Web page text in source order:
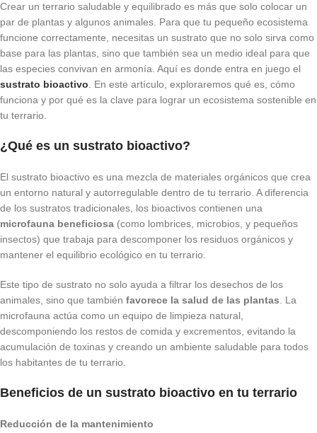
Crear un terrario saludable y equilibrado es más que solo colocar un
par de plantas y algunos animales. Para que tu pequeño ecosistema
funcione correctamente, necesitas un sustrato que no solo sirva como
base para las plantas, sino que también sea un medio ideal para que
las especies convivan en armonía. Aquí es donde entra en juego el
sustrato bioactivo. En este artículo, exploraremos qué es, cómo
funciona y por qué es la clave para lograr un ecosistema sostenible en
tu terrario.
¿Qué es un sustrato bioactivo?
El sustrato bioactivo es una mezcla de materiales orgánicos que crea
un entorno natural y autorregulable dentro de tu terrario. A diferencia
de los sustratos tradicionales, los bioactivos contienen una
microfauna beneficiosa (como lombrices, microbios, y pequeños
insectos) que trabaja para descomponer los residuos orgánicos y
mantener el equilibrio ecológico en tu terrario.
Este tipo de sustrato no solo ayuda a filtrar los desechos de los
animales, sino que también favorece la salud de las plantas. La
microfauna actúa como un equipo de limpieza natural,
descomponiendo los restos de comida y excrementos, evitando la
acumulación de toxinas y creando un ambiente saludable para todos
los habitantes de tu terrario.
Beneficios de un sustrato bioactivo en tu terrario
Reducción de la mantenimiento